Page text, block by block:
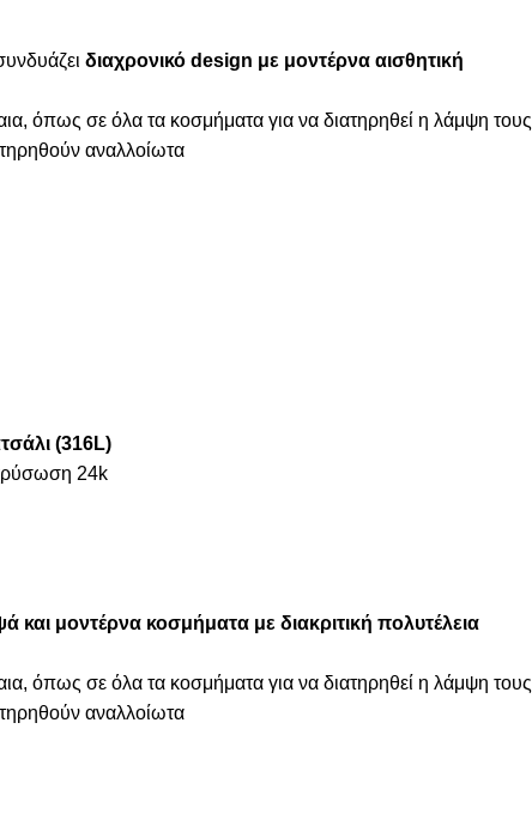
διαχρονικό design με μοντέρνα αισθητική
όπως σε όλα τα κοσμήματα για να διατηρηθεί η λάμψη τους
αναλλοίωτα
(316L)
24k
και μοντέρνα κοσμήματα με διακριτική πολυτέλεια
όπως σε όλα τα κοσμήματα για να διατηρηθεί η λάμψη τους
αναλλοίωτα